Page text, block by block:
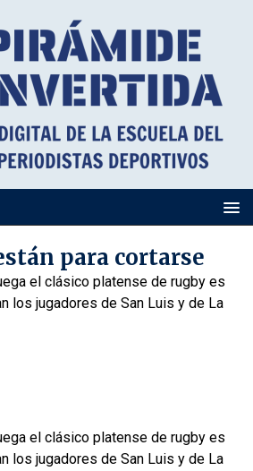
para cortarse
el clásico platense de rugby es
los jugadores de San Luis y de La
el clásico platense de rugby es
los jugadores de San Luis y de La